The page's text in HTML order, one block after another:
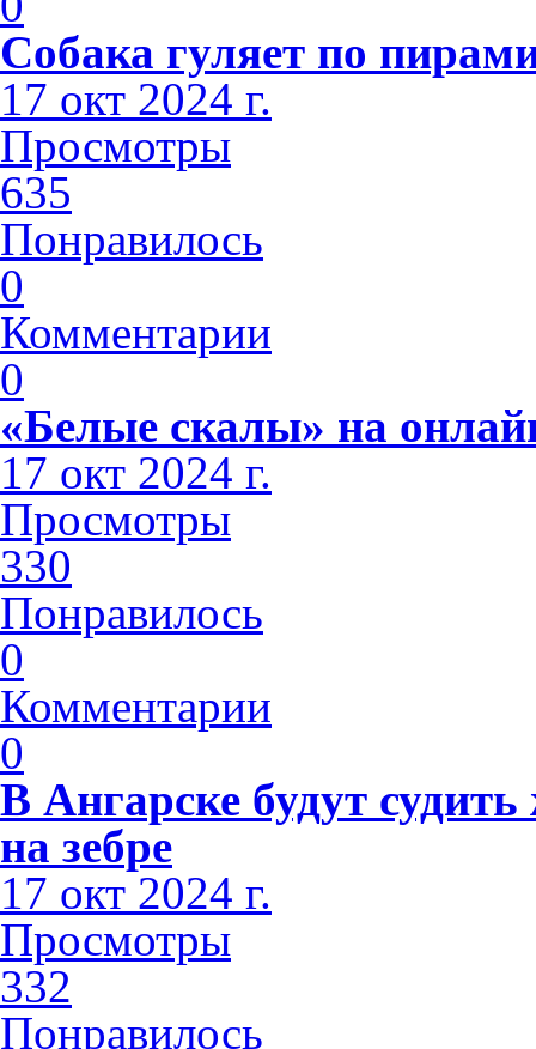
Собака гуляет по
17 окт 2024 г.
Просмотры
635
Понравилось
0
Комментарии
0
«Белые скалы» на
17 окт 2024 г.
Просмотры
330
Понравилось
0
Комментарии
0
В Ангарске будут
на зебре
17 окт 2024 г.
Просмотры
332
Понравилось